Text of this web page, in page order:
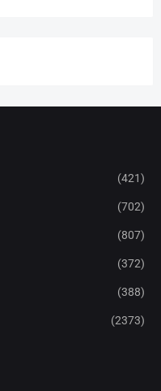
(421)
(702)
(807)
(372)
(388)
(2373)